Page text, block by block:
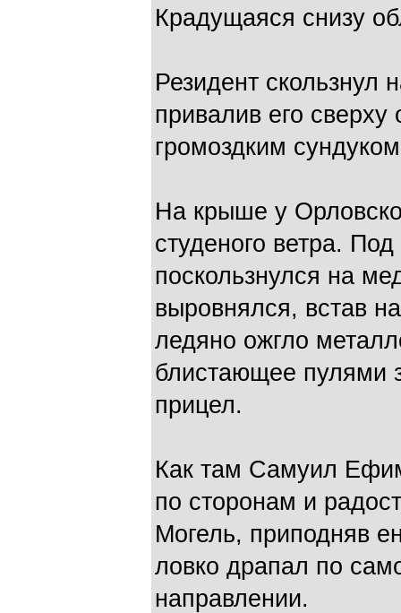
Крадущаяся снизу
Резидент скользнул
привалив его
громоздким
На крыше у
студеного ветра.
поскользнулся на
выровнялся, встав
ледяно ожгло
блистающее пулями
прицел.
Как там Самуил
по сторонам и
Могель, приподняв
ловко драпал по
направлении.